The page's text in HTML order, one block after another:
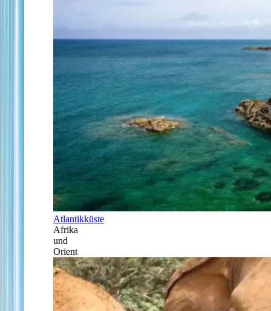
Atlantikküste
Afrika
und
Orient